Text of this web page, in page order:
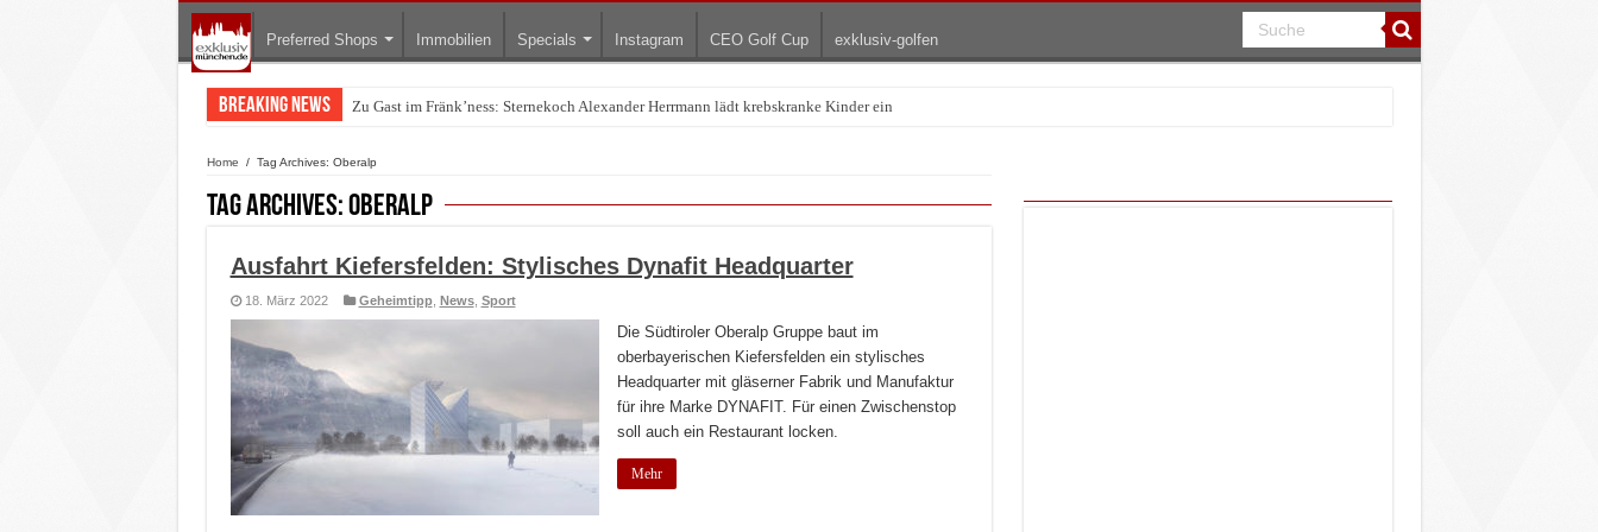
Preferred Shops Immobilien Specials Instagram CEO Golf Cup exklusiv-golfen
Breaking News Zu Gast im Fränk’ness: Sternekoch Alexander Herrmann lädt krebskranke Kinder ein
Home / Tag Archives: Oberalp
Tag Archives:Oberalp
Ausfahrt Kiefersfelden: Stylisches Dynafit Headquarter
18. März 2022 Geheimtipp, News, Sport
Die Südtiroler Oberalp Gruppe baut im
oberbayerischen Kiefersfelden ein stylisches
Headquarter mit gläserner Fabrik und Manufaktur
für ihre Marke DYNAFIT. Für einen Zwischenstop
soll auch ein Restaurant locken.
Mehr